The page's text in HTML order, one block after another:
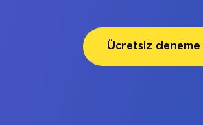
Ücretsiz deneme